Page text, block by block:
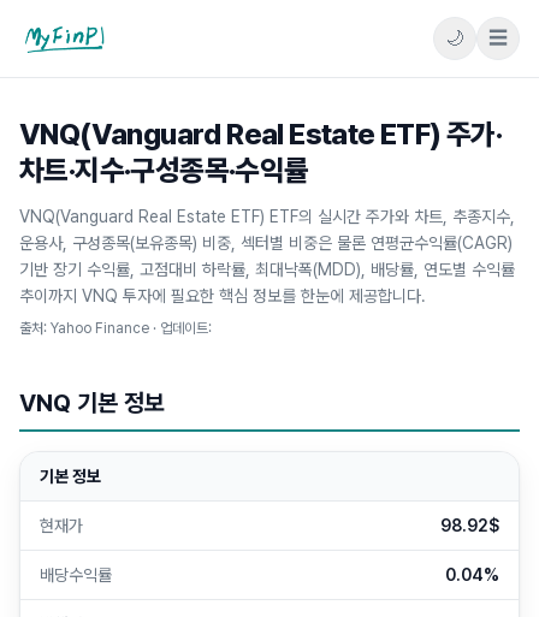
마이핀플
🌙 ☰
VNQ(Vanguard Real Estate ETF) 주가·
차트·지수·구성종목·수익률
VNQ(Vanguard Real Estate ETF) ETF의 실시간 주가와 차트, 추종지수,
운용사, 구성종목(보유종목) 비중, 섹터별 비중은 물론 연평균수익률(CAGR)
기반 장기 수익률, 고점대비 하락률, 최대낙폭(MDD), 배당률, 연도별 수익률
추이까지 VNQ 투자에 필요한 핵심 정보를 한눈에 제공합니다.
출처: Yahoo Finance · 업데이트:
VNQ 기본 정보
기본 정보
현재가 98.92$
배당수익률 0.04%